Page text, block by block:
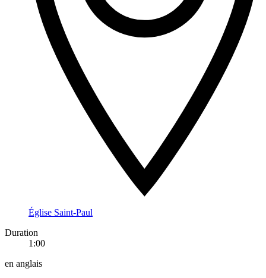
Église Saint-Paul
Duration
1:00
en anglais